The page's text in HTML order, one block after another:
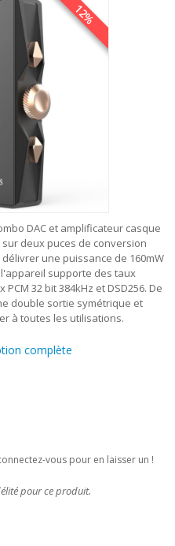
12%
DAC et amplificateur casque
deux puces de conversion
délivrer une puissance de 160mW
l'appareil supporte des taux
32 bit 384kHz et DSD256. De
double sortie symétrique et
à toutes les utilisations.
complète
vous pour en laisser un !
pour ce produit.